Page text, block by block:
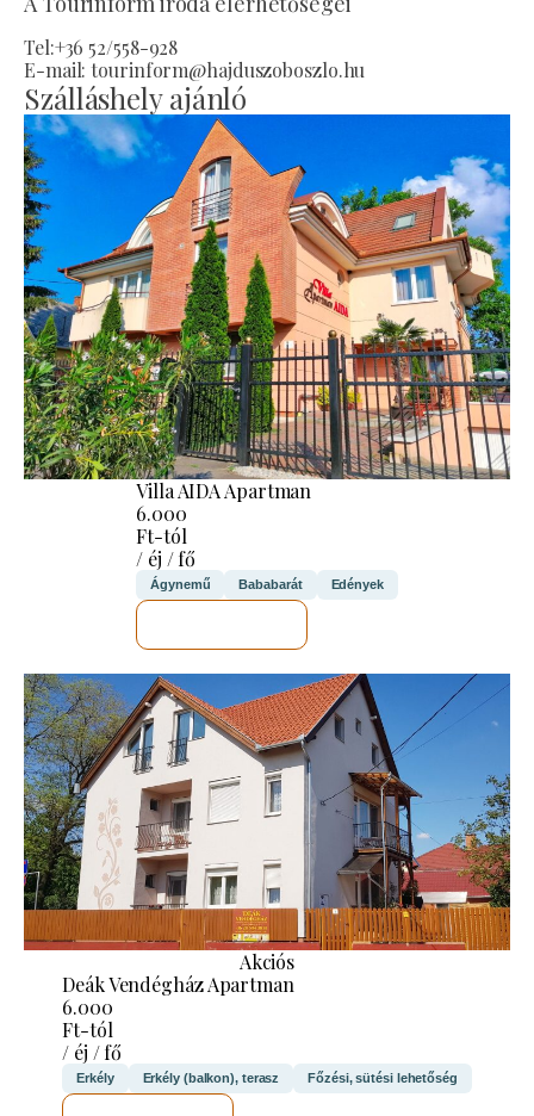
Tel:+36 52/558-928
E-mail: tourinform@hajduszoboszlo.hu
Szálláshely ajánló
Villa AIDA Apartman
6.000
Ft-tól
/ éj / fő
Ágynemű Bababarát Edények
Akciós
Deák Vendégház Apartman
6.000
Ft-tól
/ éj / fő
Erkély Erkély (balkon), terasz Főzési, sütési lehetőség